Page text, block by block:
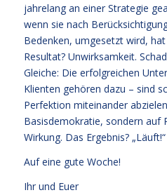
jahrelang an einer Strategie
wenn sie nach
Bedenken, umgesetzt wird,
Resultat? Unwirksamkeit.
Gleiche: Die erfolgreichen
Klienten gehören dazu – sind
Perfektion miteinander
Basisdemokratie, sondern auf
Wirkung. Das Ergebnis? „Läuft!“
Auf eine gute Woche!
Ihr und Euer